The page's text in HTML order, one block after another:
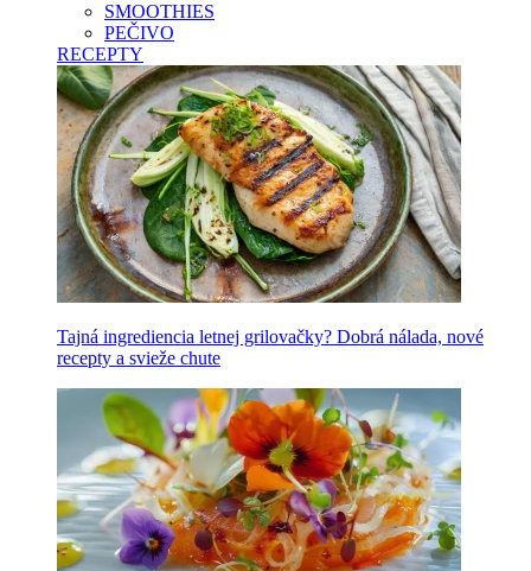
SMOOTHIES
PEČIVO
RECEPTY
Tajná ingrediencia letnej grilovačky? Dobrá nálada, nové
recepty a svieže chute